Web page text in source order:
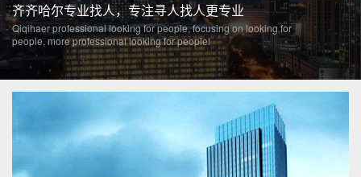
齐齐哈尔专业找人，专注寻人找人更专业
Qiqihaer professional looking for people, focusing on looking for
people, more professional looking for peoplel